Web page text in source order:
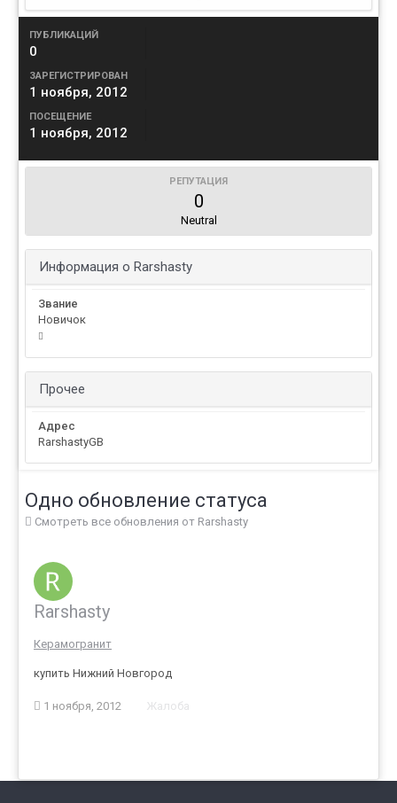
ПУБЛИКАЦИЙ
0
ЗАРЕГИСТРИРОВАН
1 ноября, 2012
ПОСЕЩЕНИЕ
1 ноября, 2012
РЕПУТАЦИЯ
0
Neutral
Информация о Rarshasty
Звание
Новичок
Прочее
Адрес
RarshastyGB
Одно обновление статуса
Смотреть все обновления от Rarshasty
Rarshasty
Керамогранит
купить Нижний Новгород
1 ноября, 2012 Жалоба